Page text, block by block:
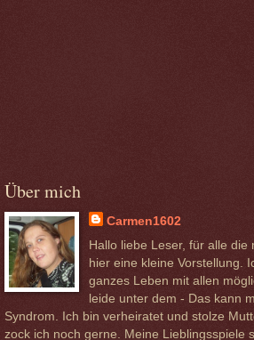
Über mich
Carmen1602
Hallo liebe Leser, für alle die
hier eine kleine Vorstellung.
ganzes Leben mit allen
leide unter dem - Das kann
Syndrom. Ich bin verheiratet und stolze
zock ich noch gerne. Meine Lieblingsspiele